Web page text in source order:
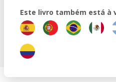
Este livro também está à